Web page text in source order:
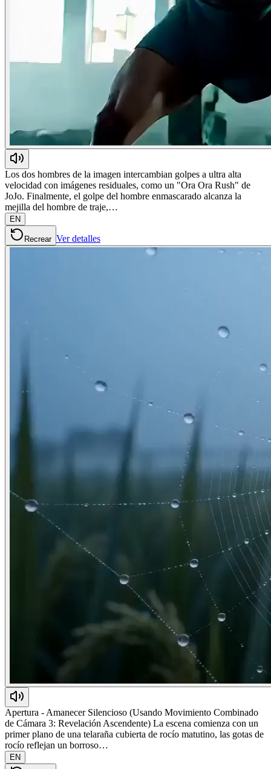
Los dos hombres de la imagen intercambian golpes a ultra alta
velocidad con imágenes residuales, como un "Ora Ora Rush" de
JoJo. Finalmente, el golpe del hombre enmascarado alcanza la
mejilla del hombre de traje,…
EN
Recrear Ver detalles
Apertura - Amanecer Silencioso (Usando Movimiento Combinado
de Cámara 3: Revelación Ascendente) La escena comienza con un
primer plano de una telaraña cubierta de rocío matutino, las gotas de
rocío reflejan un borroso…
EN